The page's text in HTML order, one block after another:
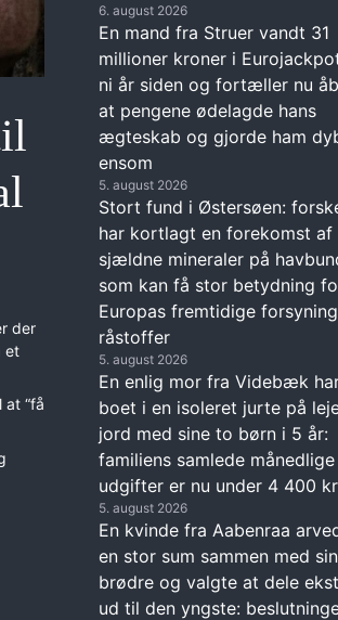
der
et
at “få
6. august 2026
En mand fra Struer vandt 31
millioner kroner i
ni år siden og fortæller nu
at pengene ødelagde hans
ægteskab og gjorde ham
ensom
5. august 2026
Stort fund i Østersøen:
har kortlagt en forekomst af
sjældne mineraler på
som kan få stor betydning
Europas fremtidige
råstoffer
5. august 2026
En enlig mor fra Videbæk
boet i en isoleret jurte på
jord med sine to børn i 5 år:
familiens samlede månedlige
udgifter er nu under 4 400
5. august 2026
En kvinde fra Aabenraa
en stor sum sammen med
brødre og valgte at dele
ud til den yngste: